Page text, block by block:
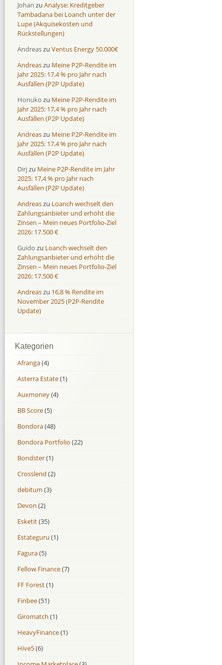
Omaraha
16,4 %
Omaraha
18,0 %
Johan zu Analyse: Kreditgeber
Tambadana bei Loanch unter der
Lupe (Akquisekosten und
Rückstellungen)
Andreaszu Ventus Energy 50.000€
Andreaszu Meine P2P-Rendite im
Jahr 2025: 17,4 % pro Jahr nach
Ausfällen (P2P Update)
Honuko zu Meine P2P-Rendite im
Jahr 2025: 17,4 % pro Jahr nach
Ausfällen (P2P Update)
Andreaszu Meine P2P-Rendite im
Jahr 2025: 17,4 % pro Jahr nach
Ausfällen (P2P Update)
Dirjzu Meine P2P-Rendite im Jahr
2025: 17,4 % pro Jahr nach
Ausfällen (P2P Update)
Andreaszu Loanch wechselt den
Zahlungsanbieter und erhöht die
Zinsen – Mein neues Portfolio-Ziel
2026: 17.500 €
Guido zu Loanch wechselt den
Zahlungsanbieter und erhöht die
Zinsen – Mein neues Portfolio-Ziel
2026: 17.500 €
Andreaszu 16,8 % Rendite im
November 2025 (P2P-Rendite
Update)
Kategorien
Afranga(4)
Asterra Estate(1)
Auxmoney(4)
BB Score(5)
Bondora(48)
Bondora Portfolio (22)
Bondster(1)
Crosslend (2)
debitum (3)
Devon (2)
Esketit(35)
Estateguru (1)
Fagura(5)
Fellow Finance(7)
FF Forest(1)
Finbee(51)
Giromatch (1)
HeavyFinance(1)
Hive5(6)